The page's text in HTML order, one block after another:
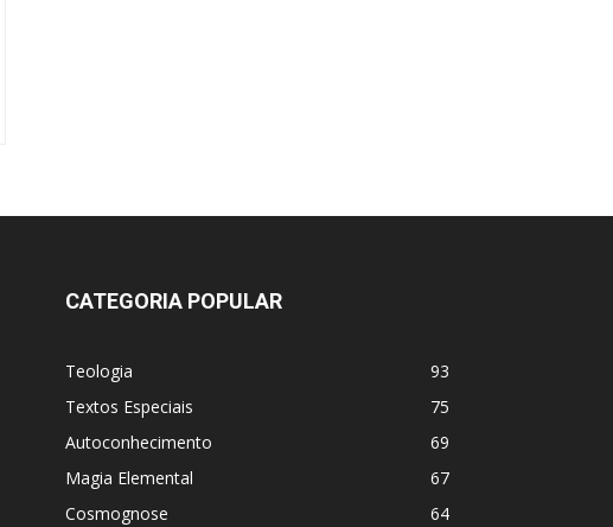
CATEGORIA POPULAR
Teologia
93
Textos Especiais
75
Autoconhecimento
69
Magia Elemental
67
Cosmognose
64